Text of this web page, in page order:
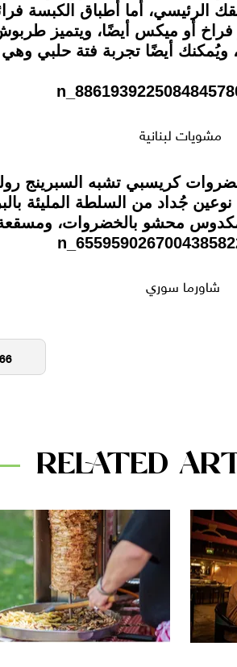
أما أطباق الكبسة
أو ميكس أيضًا، ويتميز
ويُمكنك أيضًا تجربة فتة حلبي
مشويات لبنانية
كريسبي تشبه السبرينج
جُداد من السلطة المليئة
محشو بالخضروات، ومسقعة
شاورما سوري
RELATED